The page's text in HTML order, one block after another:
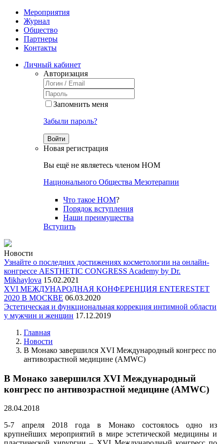
Мероприятия
Журнал
Общество
Партнеры
Контакты
Личный кабинет
Авторизация
Запомнить меня
Забыли пароль?
Войти
Новая регистрация
Вы ещё не являетесь членом НОМ
Национального Общества Мезотерапии
Что такое НОМ?
Порядок вступления
Наши преимущества
Вступить
Новости
Узнайте о последних достижениях косметологии на онлайн-
конгрессе AESTHETIC CONGRESS Academy by Dr.
Mikhaylova 15.02.2021
XVI МЕЖДУНАРОДНАЯ КОНФЕРЕНЦИЯ ENTERESTET
2020 В МОСКВЕ 06.03.2020
Эстетическая и функциональная коррекция интимной области
у мужчин и женщин 17.12.2019
Главная
Новости
В Монако завершился XVI Международный конгресс по
антивозрастной медицине (AMWC)
В Монако завершился XVI Международный
конгресс по антивозрастной медицине (AMWC)
28.04.2018
5-7 апреля 2018 года в Монако состоялось одно из
крупнейших мероприятий в мире эстетической медицины и